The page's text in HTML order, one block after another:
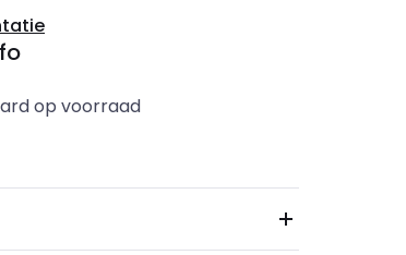
op voorraad